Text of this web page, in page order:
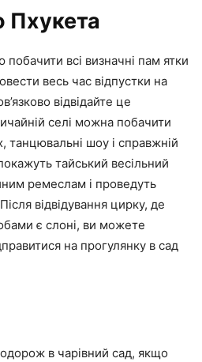
Пхукета
всі визначні пам ятки
весь час відпустки на
відвідайте це
селі можна побачити
танцювальні шоу і справжній
тайський весільний
ремеслам і проведуть
відвідування цирку, де
є слоні, ви можете
на прогулянку в сад
в чарівний сад, якщо